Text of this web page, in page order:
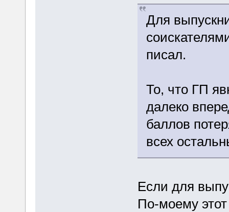
Для
писал.
То, что ГП
далеко
баллов
всех
Если для
По-моему